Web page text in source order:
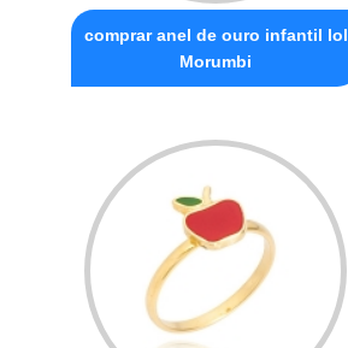
comprar anel de ouro infantil lol
Morumbi